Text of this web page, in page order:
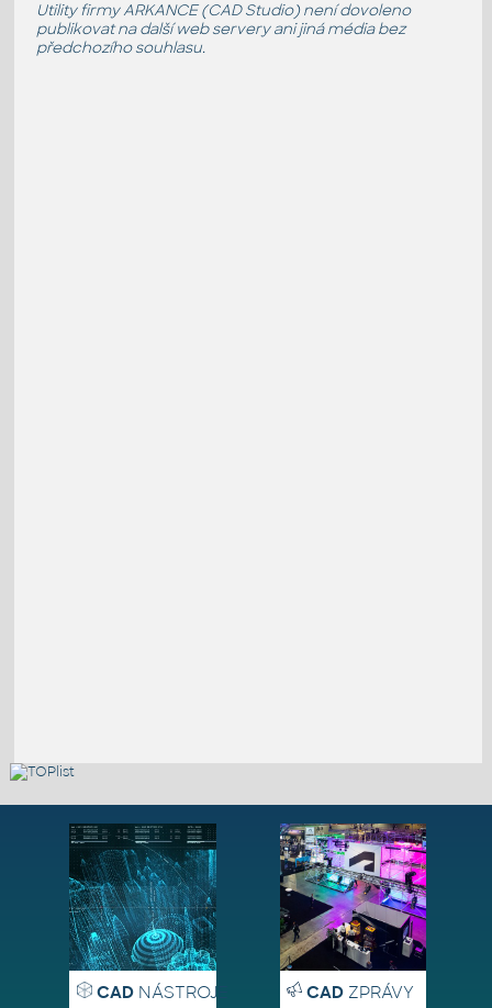
Utility firmy ARKANCE (CAD Studio) není dovoleno
publikovat na další web servery ani jiná média bez
předchozího souhlasu.
CADNÁSTROJE CADZPRÁVY